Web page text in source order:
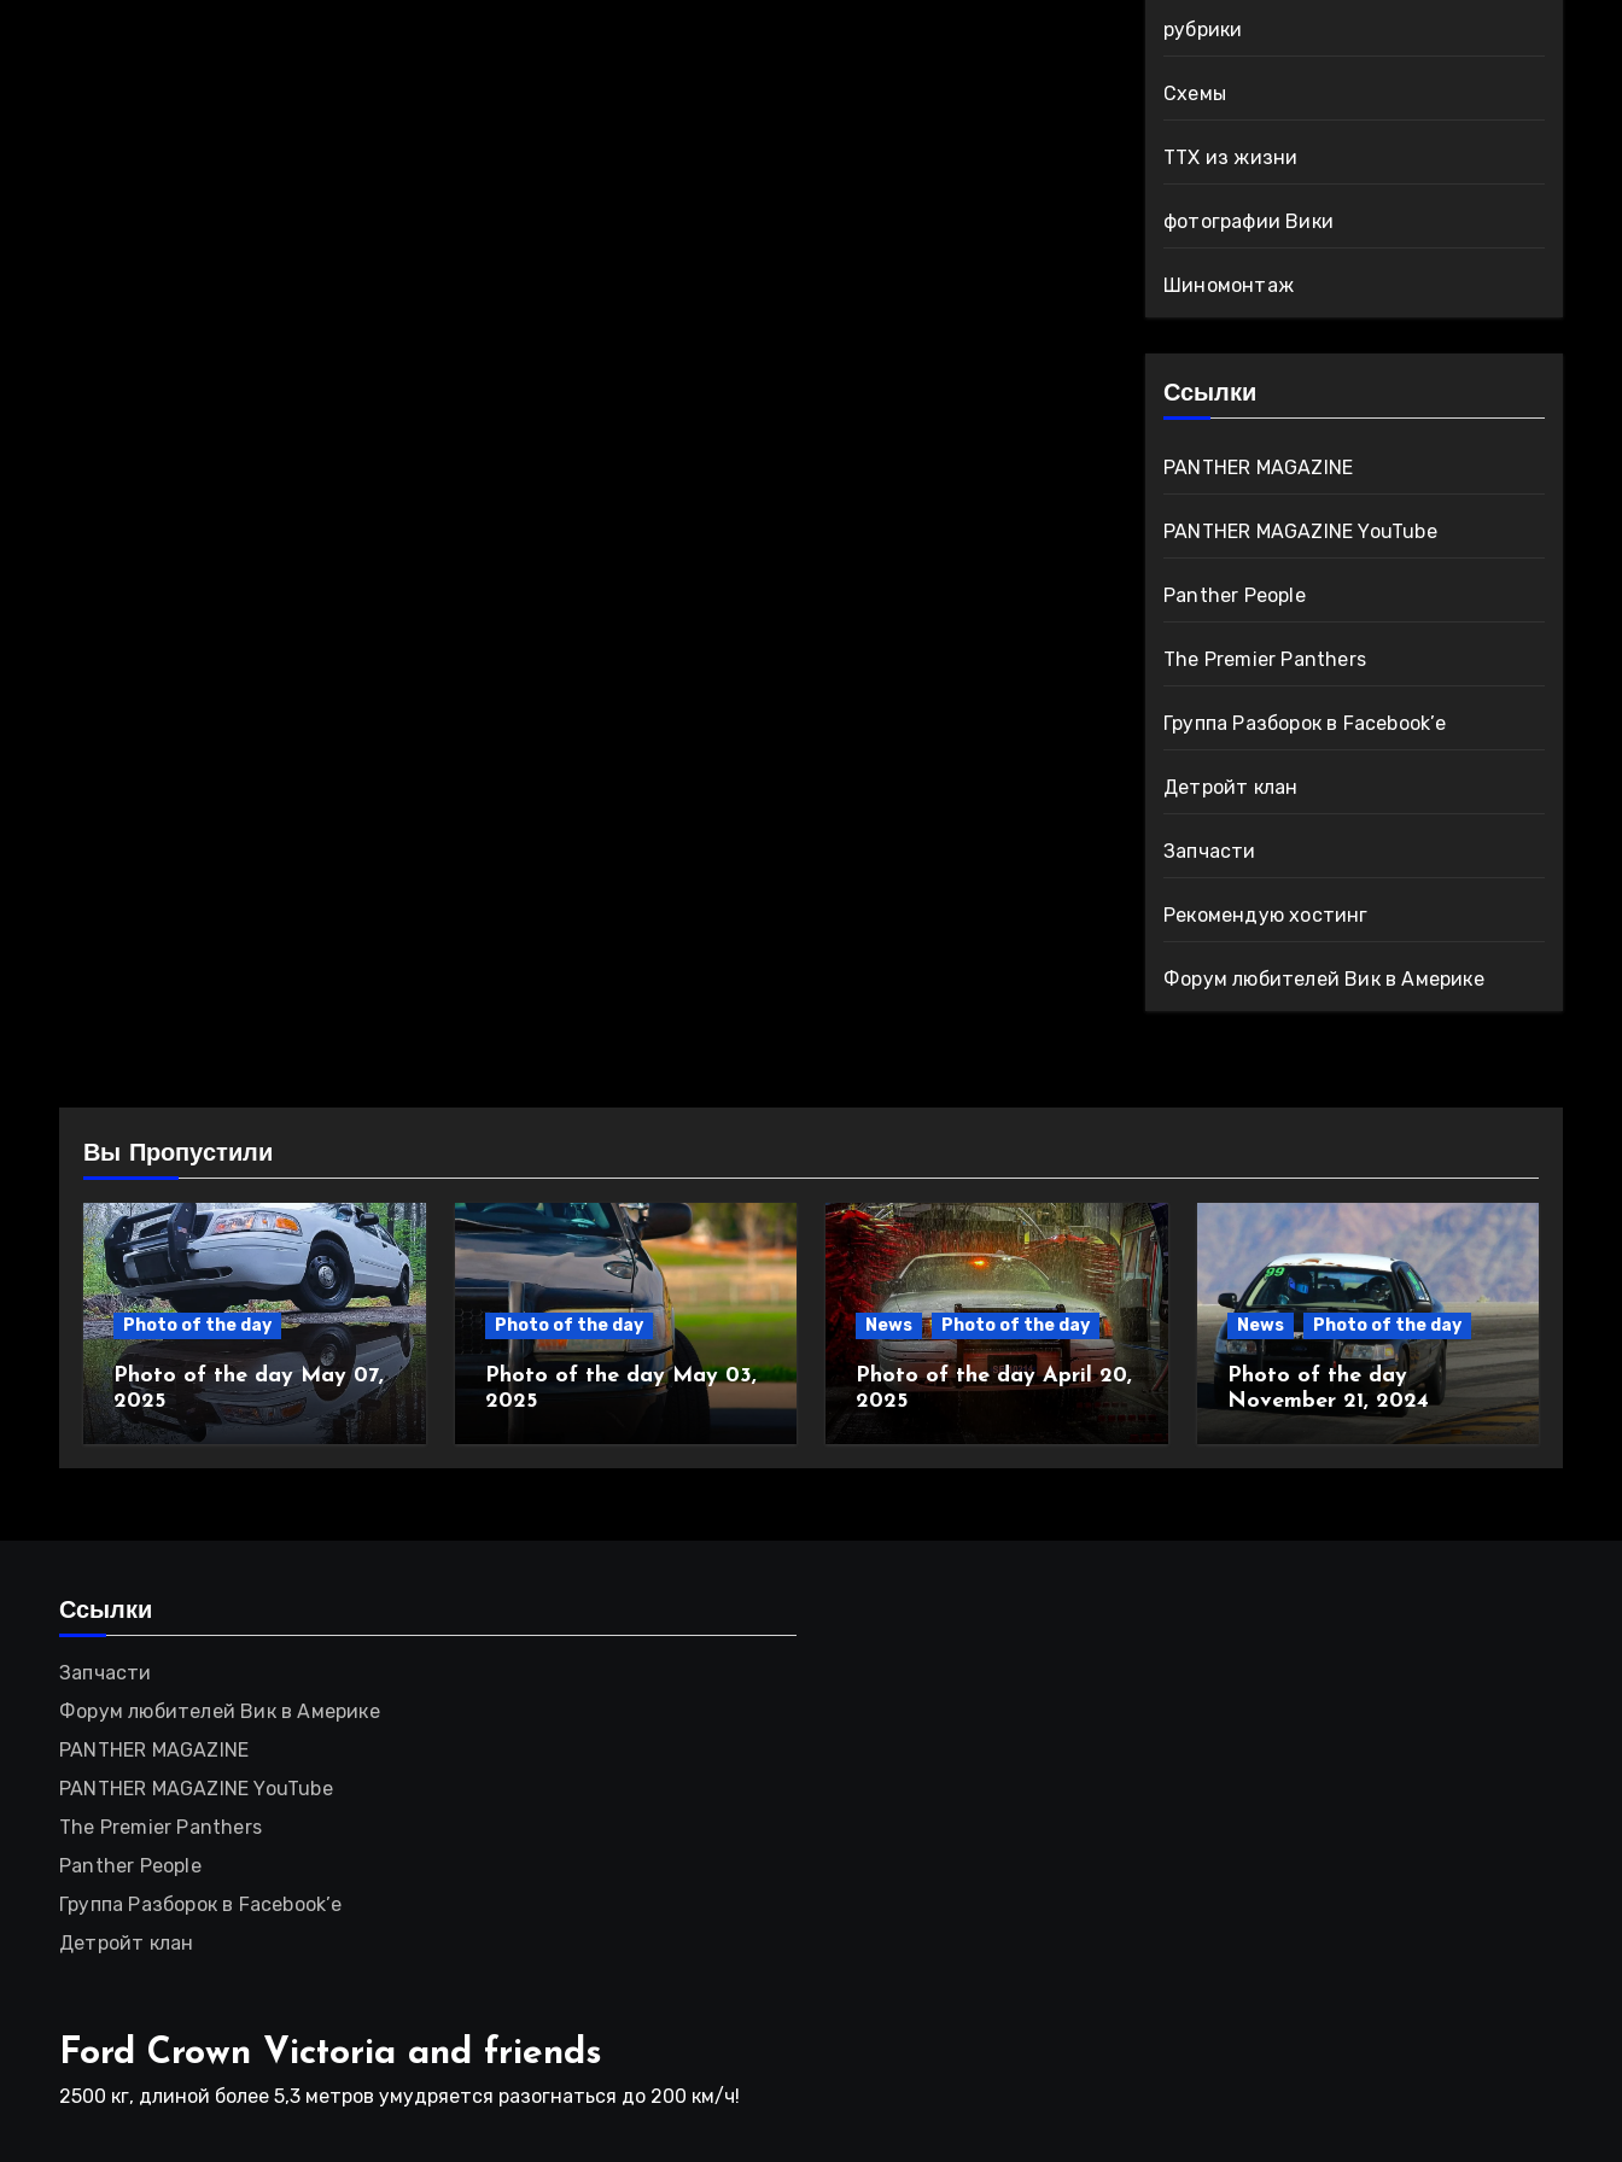
рубрики
Схемы
ТТХ из жизни
фотографии Вики
Шиномонтаж
Ссылки
PANTHER MAGAZINE
PANTHER MAGAZINE YouTube
Panther People
The Premier Panthers
Группа Разборок в Facebook’е
Детройт клан
Запчасти
Рекомендую хостинг
Форум любителей Вик в Америке
Вы Пропустили
Photo of the day
Photo of the day May 07,
2025
Photo of the day
Photo of the day May 03,
2025
News Photo of the day
Photo of the day April 20,
2025
News Photo of the day
Photo of the day
November 21, 2024
Ссылки
Запчасти
Форум любителей Вик в Америке
PANTHER MAGAZINE
PANTHER MAGAZINE YouTube
The Premier Panthers
Panther People
Группа Разборок в Facebook’е
Детройт клан
Ford Crown Victoria and friends
2500 кг, длиной более 5,3 метров умудряется разогнаться до 200 км/ч!